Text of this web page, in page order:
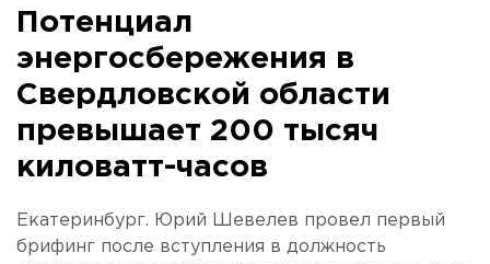
Потенциал
энергосбережения в
Свердловской области
превышает 200 тысяч
киловатт-часов
Екатеринбург. Юрий Шевелев провел первый
брифинг после вступления в должность